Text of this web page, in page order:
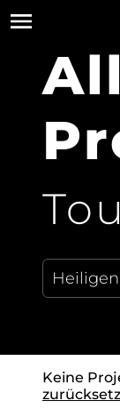
All
Keine